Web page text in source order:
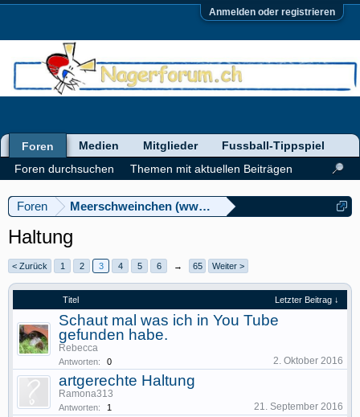
Anmelden oder registrieren
Foren Meerschweinchen (www.meerschweinforum.ch)
Haltung
< Zurück 1 2 3 4 5 6 → 65 Weiter >
Titel Letzter Beitrag ↓
Schaut mal was ich in You Tube
gefunden habe.
Rebecca
Antworten: 0 2. Oktober 2016
artgerechte Haltung
Ramona313
Antworten: 1 21. September 2016
Foren
Foren durchsuchen
Themen mit aktuellen Beiträgen
Medien Mitglieder Fussball-Tippspiel